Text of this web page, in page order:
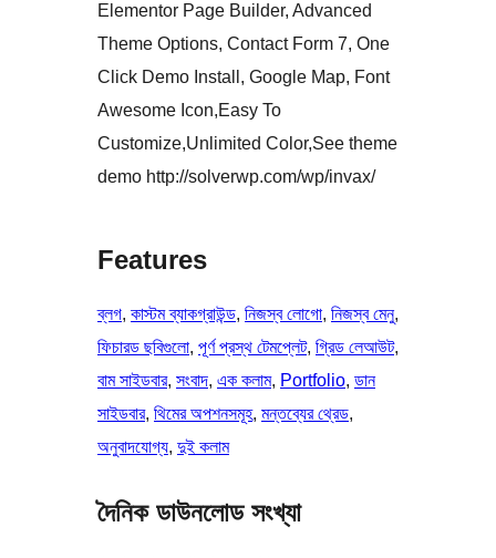
Elementor Page Builder, Advanced
Theme Options, Contact Form 7, One
Click Demo Install, Google Map, Font
Awesome Icon,Easy To
Customize,Unlimited Color,See theme
demo http://solverwp.com/wp/invax/
Features
ব্লগ, কাস্টম ব্যাকগ্রাউন্ড, নিজস্ব লোগো, নিজস্ব মেনু
ফিচারড ছবিগুলো, পূর্ণ প্রস্থ টেমপ্লেট, গ্রিড লেআউট
বাম সাইডবার, সংবাদ, এক কলাম, Portfolio, ডান
সাইডবার, থিমের অপশনসমূহ, মন্তব্যের থ্রেড
অনুবাদযোগ্য, দুই কলাম
দৈনিক ডাউনলোড সংখ্যা